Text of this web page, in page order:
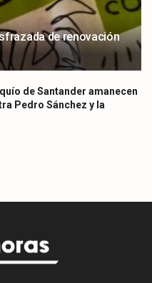
de renovación
de Santander amanecen
Pedro Sánchez y la